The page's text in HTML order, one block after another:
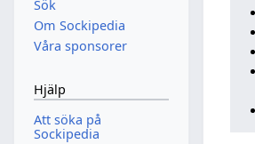
Sök
Om Sockipedia
Våra sponsorer
Hjälp
Att söka på
Sockipedia